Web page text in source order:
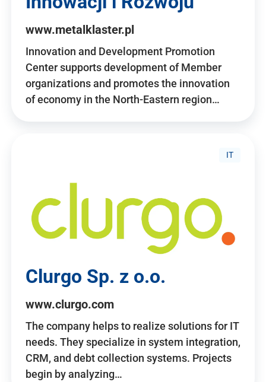
www.metalklaster.pl
Innovation and Development Promotion
Center supports development of Member
organizations and promotes the innovation
of economy in the North-Eastern region…
IT
Clurgo Sp. z o.o.
www.clurgo.com
The company helps to realize solutions for IT
needs. They specialize in system integration,
CRM, and debt collection systems. Projects
begin by analyzing…